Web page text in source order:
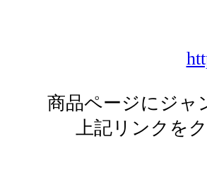
商品ページにジャ
上記リンクを